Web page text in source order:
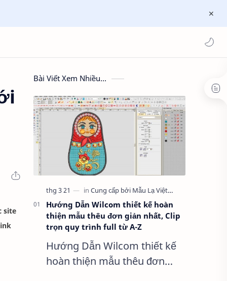
site
Bài Viết Xem Nhiều...
Hướng Dẫn Wilcom thiết kế hoàn
thiện mẫu thêu đơn giản nhất, Clip
trọn quy trình full từ A-Z
Hướng Dẫn Wilcom thiết kế
hoàn thiện mẫu thêu đơn